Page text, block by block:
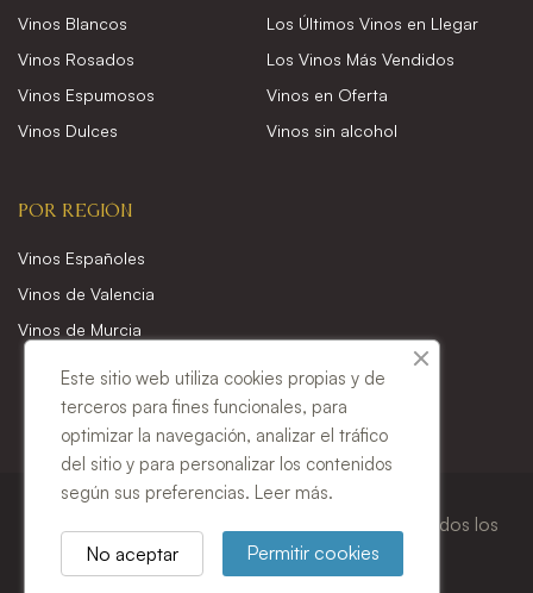
Vinos Blancos
Vinos Rosados
Vinos Espumosos
Vinos Dulces
Los Últimos Vinos en Llegar
Los Vinos Más Vendidos
Vinos en Oferta
Vinos sin alcohol
POR REGIÓN
Vinos Españoles
Vinos de Valencia
Vinos de Murcia
. Todos los
derechos reservados
Este sitio web utiliza cookies propias y de
terceros para fines funcionales, para
optimizar la navegación, analizar el tráfico
del sitio y para personalizar los contenidos
según sus preferencias. Leer más.
Permitir cookies
No aceptar